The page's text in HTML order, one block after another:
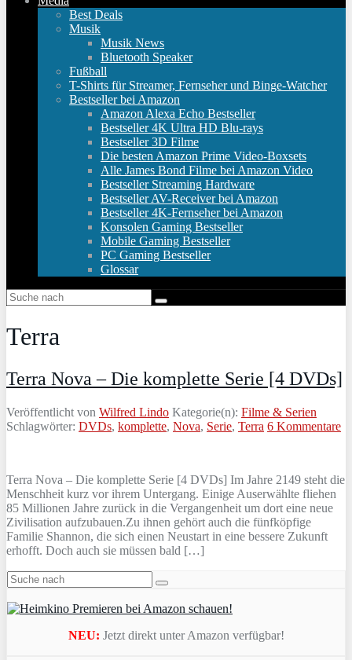
Best Deals
Musik
Musik News
Bluetooth Speaker
Fußball
T-Shirts für Streamer, Fernseher und Binge-Watcher
Bestseller bei Amazon
Amazon Alexa Echo Bestseller
Bestseller 4K Ultra HD Blu-rays
Bestseller 3D Filme
Die besten Amazon Prime Video-Boxsets
Alle James Bond Filme bei Amazon Video
Bestseller Streaming Hardware
Bestseller AV-Receiver bei Amazon
Bestseller 4K-Fernseher bei Amazon
Konsolen Gaming Bestseller
Mobile Gaming Bestseller
PC Gaming Bestseller
Glossar
Terra
Terra Nova – Die komplette Serie [4 DVDs]
Veröffentlicht von Wilfred Lindo Kategorie(n): Filme & Serien
Schlagwörter: DVDs, komplette, Nova, Serie, Terra 6 Kommentare
Terra Nova – Die komplette Serie [4 DVDs] Im Jahre 2149 steht die
Menschheit kurz vor ihrem Untergang. Einige Auserwählte fliehen
85 Millionen Jahre zurück in die Vergangenheit um dort eine neue
Zivilisation aufzubauen.Zu ihnen gehört auch die fünfköpfige
Familie Shannon, die sich einen Neustart in eine bessere Zukunft
erhofft. Doch auch sie müssen bald […]
NEU: Jetzt direkt unter Amazon verfügbar!